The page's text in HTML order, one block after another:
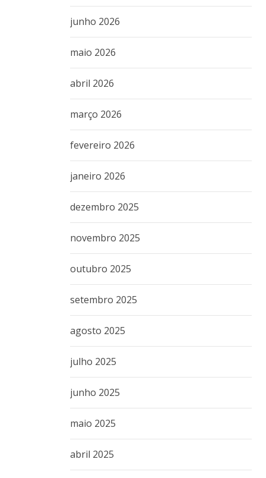
junho 2026
maio 2026
abril 2026
março 2026
fevereiro 2026
janeiro 2026
dezembro 2025
novembro 2025
outubro 2025
setembro 2025
agosto 2025
julho 2025
junho 2025
maio 2025
abril 2025